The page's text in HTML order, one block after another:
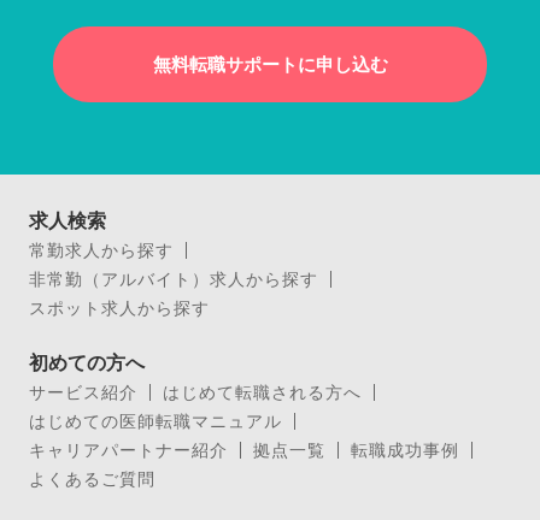
無料転職サポートに申し込む
求人検索
常勤求人から探す
非常勤（アルバイト）求人から探す
スポット求人から探す
初めての方へ
サービス紹介
はじめて転職される方へ
はじめての医師転職マニュアル
キャリアパートナー紹介
拠点一覧
転職成功事例
よくあるご質問